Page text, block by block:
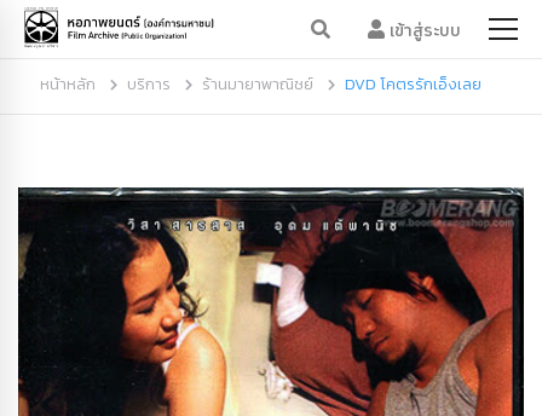
เข้าสู่ระบบ
หน้าหลัก บริการ ร้านมายาพาณิชย์ DVD โคตรรักเอ็งเลย